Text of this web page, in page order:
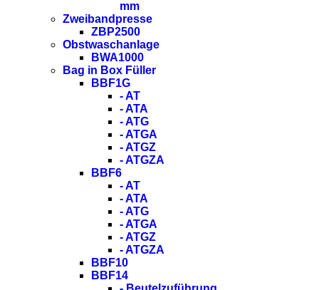
mm
Zweibandpresse
ZBP2500
Obstwaschanlage
BWA1000
Bag in Box Füller
BBF1G
- AT
- ATA
- ATG
- ATGA
- ATGZ
- ATGZA
BBF6
- AT
- ATA
- ATG
- ATGA
- ATGZ
- ATGZA
BBF10
BBF14